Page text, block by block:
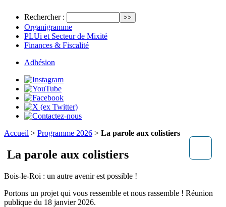
Rechercher :
Organigramme
PLUi et Secteur de Mixité
Finances & Fiscalité
Adhésion
Accueil > Programme 2026 > La parole aux colistiers
La parole aux colistiers
Bois-le-Roi : un autre avenir est possible !
Portons un projet qui vous ressemble et nous rassemble ! Réunion
publique du 18 janvier 2026.